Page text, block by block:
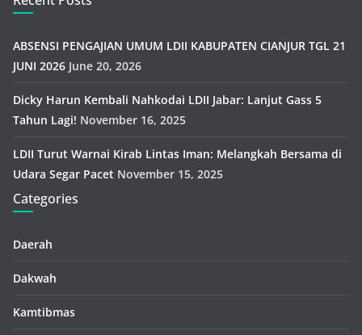
ABSENSI PENGAJIAN UMUM LDII KABUPATEN CIANJUR TGL 21
JUNI 2026 June 20, 2026
Dicky Harun Kembali Nahkodai LDII Jabar: Lanjut Gass 5
Tahun Lagi! November 16, 2025
LDII Turut Warnai Kirab Lintas Iman: Melangkah Bersama di
Udara Segar Pacet November 15, 2025
Categories
Daerah
Dakwah
Kamtibmas